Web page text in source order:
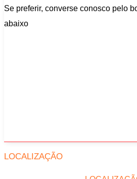
Se preferir, converse conosco pelo
abaixo
LOCALIZAÇÃO